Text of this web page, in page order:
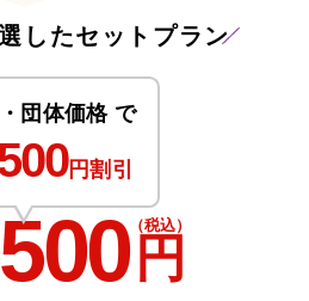
したセットプラン
団体価格 で
円割引
円
（税込）